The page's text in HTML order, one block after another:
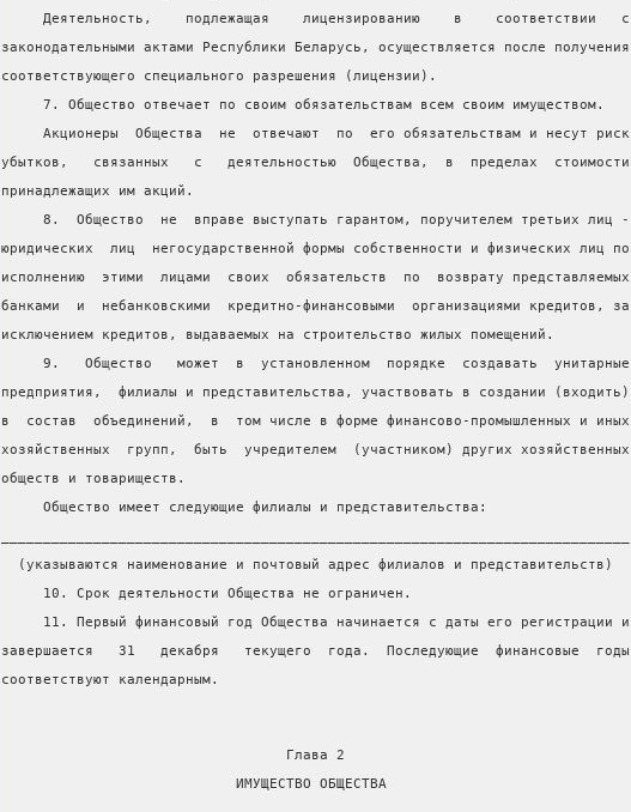
     Деятельность,    подлежащая    лицензированию    в    соответствии   с
законодательными актами Республики Беларусь, осуществляется после получения
соответствующего специального разрешения (лицензии).
     7. Общество отвечает по своим обязательствам всем своим имуществом.
     Акционеры  Общества  не  отвечают  по  его обязательствам и несут риск
убытков,   связанных   с   деятельностью  Общества,  в  пределах  стоимости
принадлежащих им акций.
     8.  Общество  не  вправе выступать гарантом, поручителем третьих лиц -
юридических  лиц  негосударственной формы собственности и физических лиц по
исполнению  этими  лицами  своих  обязательств  по  возврату представляемых
банками  и  небанковскими  кредитно-финансовыми  организациями кредитов, за
исключением кредитов, выдаваемых на строительство жилых помещений.
     9.   Общество   может  в  установленном  порядке  создавать  унитарные
предприятия,  филиалы и представительства, участвовать в создании (входить)
в  состав  объединений,  в  том числе в форме финансово-промышленных и иных
хозяйственных  групп,  быть  учредителем  (участником) других хозяйственных
обществ и товариществ.
     Общество имеет следующие филиалы и представительства:
  (указываются наименование и почтовый адрес филиалов и представительств)
     10. Срок деятельности Общества не ограничен.
     11. Первый финансовый год Общества начинается с даты его регистрации и
завершается   31   декабря   текущего  года.  Последующие  финансовые  годы
соответствуют календарным.
                                  Глава 2
                            ИМУЩЕСТВО ОБЩЕСТВА